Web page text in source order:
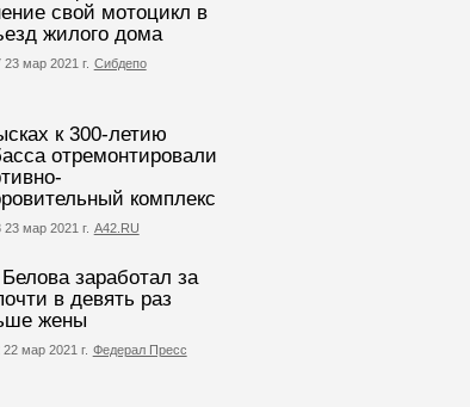
свой мотоцикл в
жилого дома
23 мар 2021 г. Сибдепо
к 300-летию
отремонтировали
комплекс
23 мар 2021 г. А42.RU
заработал за
в девять раз
жены
22 мар 2021 г. Федерал Пресс